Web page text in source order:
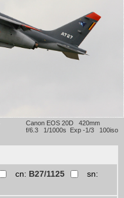
Canon EOS 20D 420mm
f/6.3 1/1000s Exp -1/3 100iso
cn: B27/1125
sn: